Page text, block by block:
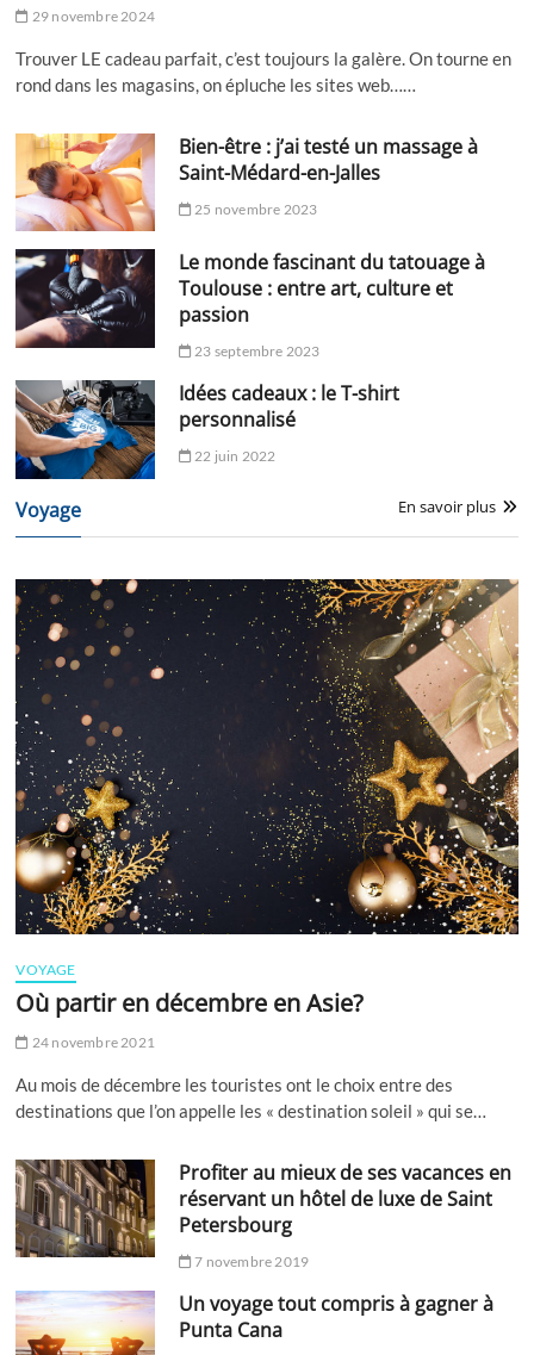
29 novembre 2024
Trouver LE cadeau parfait, c’est toujours la galère. On tourne en
rond dans les magasins, on épluche les sites web……
Bien-être : j’ai testé un massage à
Saint-Médard-en-Jalles
25 novembre 2023
Le monde fascinant du tatouage à
Toulouse : entre art, culture et
passion
23 septembre 2023
Idées cadeaux : le T-shirt
personnalisé
22 juin 2022
Voyage En savoir plus
VOYAGE
Où partir en décembre en Asie?
24 novembre 2021
Au mois de décembre les touristes ont le choix entre des
destinations que l’on appelle les « destination soleil » qui se…
Profiter au mieux de ses vacances en
réservant un hôtel de luxe de Saint
Petersbourg
7 novembre 2019
Un voyage tout compris à gagner à
Punta Cana